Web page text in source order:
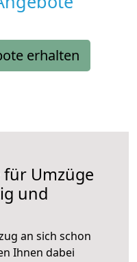
erhalten
Umzüge
und
an sich schon
Ihnen dabei